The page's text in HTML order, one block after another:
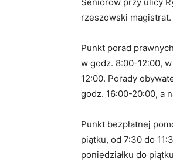
Seniorów przy ulicy
rzeszowski magistrat.
Punkt porad
w godz. 8:00-12:00,
12:00. Porady
godz. 16:00-20:00, a
Punkt bezpłatnej
piątku, od 7:30 do
poniedziałku do